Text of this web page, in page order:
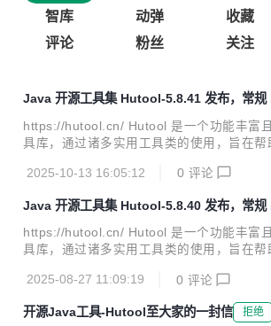
智库
动弹
收藏
评论
粉丝 关注
Java 开源工具集 Hutool-5.8.41 发布，常规
https://hutool.cn/ Hutool 是一个功能丰富
具库，通过诸多实用工具类的使用，旨在帮
字、集合、编码、日期、文件、IO、加密、
需求。
--------------- 此次为常规bug修复版本，比
主要是修正了ReflectUtil缓存问题（只是缓
2025-10-13 16:05:12 0 评论
Java 开源工具集 Hutool-5.8.40 发布，常规
https://hutool.cn/ Hutool 是一个功能丰富
具库，通过诸多实用工具类的使用，旨在帮
字、集合、编码、日期、文件、IO、加密、
ON、HTTP 客户端等一系列操作， 可以满
需求。
2025-08-27 11:09:19 0 评论
开源Java工具-Hutool至大家的一封信 拒绝